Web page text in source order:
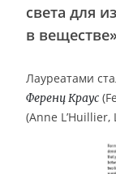
света для
в веществе»
Лауреатами
Ференц Краус
(Anne